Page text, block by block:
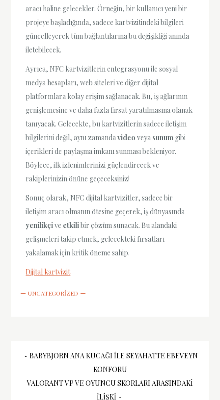
aracı haline gelecekler. Örneğin, bir kullanıcı yeni bir
projeye başladığında, sadece kartvizitindeki bilgileri
güncelleyerek tüm bağlantılarına bu değişikliği anında
iletebilecek.
Ayrıca, NFC kartvizitlerin entegrasyonu ile sosyal
medya hesapları, web siteleri ve diğer dijital
platformlara kolay erişim sağlanacak. Bu, iş ağlarının
genişlemesine ve daha fazla fırsat yaratılmasına olanak
tanıyacak. Gelecekte, bu kartvizitlerin sadece iletişim
bilgilerini değil, aynı zamandavideo veya sunum gibi
içerikleri de paylaşma imkanı sunması bekleniyor.
Böylece, ilk izlenimlerinizi güçlendirecek ve
rakiplerinizin önüne geçeceksiniz!
Sonuç olarak, NFC dijital kartvizitler, sadece bir
iletişim aracı olmanın ötesine geçerek, iş dünyasında
yenilikçive etkilibir çözüm sunacak. Bu alandaki
gelişmeleri takip etmek, gelecekteki fırsatları
yakalamak için kritik öneme sahip.
Dijital kartvizit
UNCATEGORIZED
Yazı
gezinmesi
BABYBJORN ANA KUCAĞI ILE SEYAHATTE EBEVEYN
KONFORU
VALORANT VP VE OYUNCU SKORLARI ARASINDAKI
İLIŞKI